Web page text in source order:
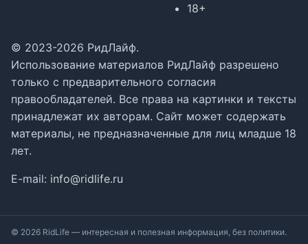
18+
© 2023-2026 РидЛайф.
Использование материалов РидЛайф разрешено
только с предварительного согласия
правообладателей. Все права на картинки и тексты
принадлежат их авторам. Сайт может содержать
материалы, не предназначенные для лиц младше 18
лет.
E-mail: info@ridlife.ru
© 2026 RidLife — интересная и полезная информация, без политики.